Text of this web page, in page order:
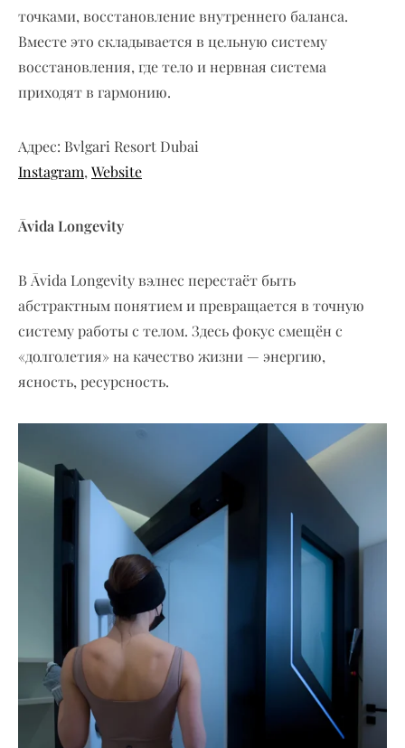
точками, восстановление внутреннего баланса.
Вместе это складывается в цельную систему
восстановления, где тело и нервная система
приходят в гармонию.
Адрес: Bvlgari Resort Dubai
Instagram, Website
Āvida Longevity
В Āvida Longevity вэлнес перестаёт быть
абстрактным понятием и превращается в точную
систему работы с телом. Здесь фокус смещён с
«долголетия» на качество жизни — энергию,
ясность, ресурсность.